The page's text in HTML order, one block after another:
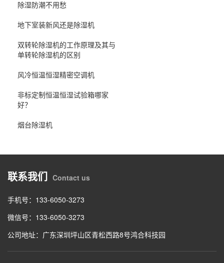
除湿防潮不用愁
地下室装新风还是除湿机
双转轮除湿机的工作原理及其与
单转轮除湿机的区别
风冷恒温恒湿精密空调机
非标定制恒温恒湿试验箱哪家
好？
烟台除湿机
联系我们 Contact us
手机号：133-6050-3273
微信号：133-6050-3273
公司地址：广东深圳坪山区青松西路8号鸿合科技园